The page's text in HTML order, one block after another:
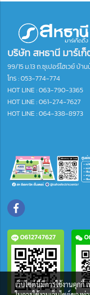
บริษัท สหธานี มาร์เ
99/15 ม.13 ถ.ซุเปอร์ไฮเวย์ บ้
โทร :053-774-774
HOT LINE : 063-790-3365
HOT LINE : 061-274-7627
HOT LINE : 064-338-8973
0612747627
เว็บไซต์นี้มีการใช้งานคุก